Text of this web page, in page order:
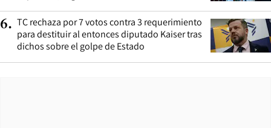
6. TC rechaza por 7 votos contra 3 requerimiento
para destituir al entonces diputado Kaiser tras
dichos sobre el golpe de Estado